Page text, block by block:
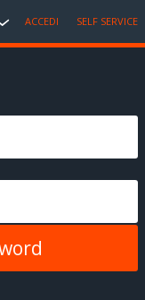
ACCEDI SELF SERVICE